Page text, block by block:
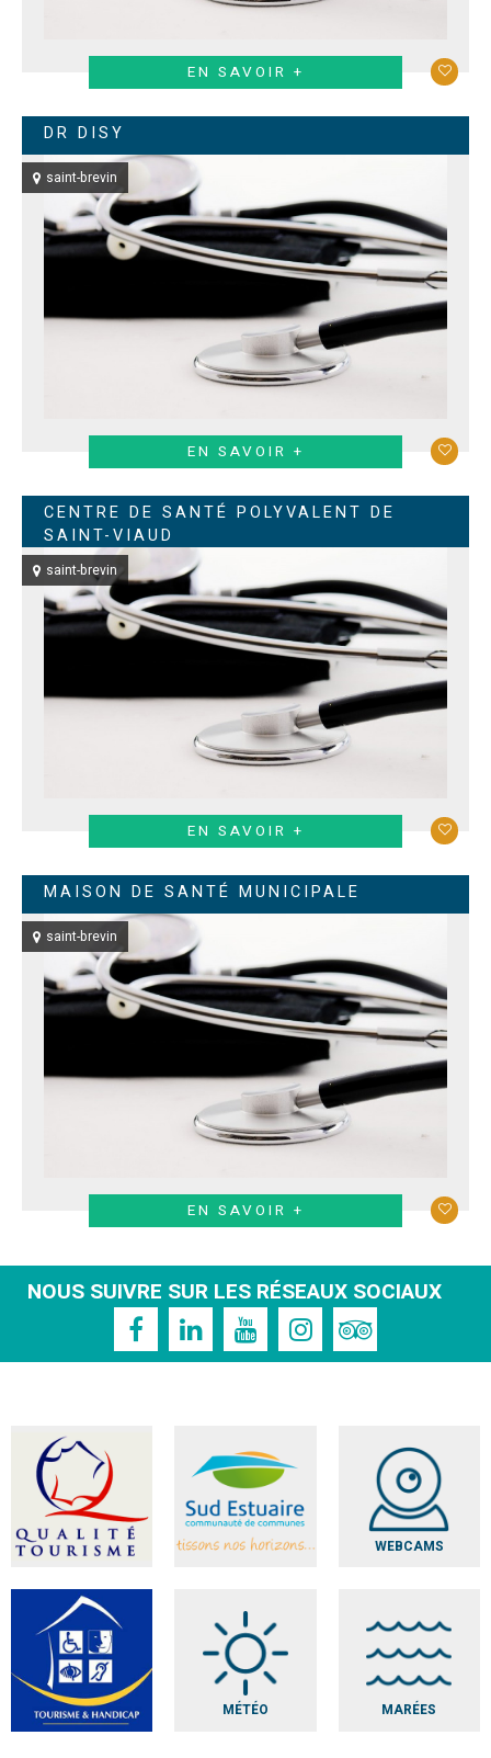
EN SAVOIR +
DR DISY
saint-brevin
EN SAVOIR +
CENTRE DE SANTÉ POLYVALENT DE
SAINT-VIAUD
saint-brevin
EN SAVOIR +
MAISON DE SANTÉ MUNICIPALE
saint-brevin
EN SAVOIR +
NOUS SUIVRE SUR LES RÉSEAUX SOCIAUX
WEBCAMS
MÉTÉO MARÉES